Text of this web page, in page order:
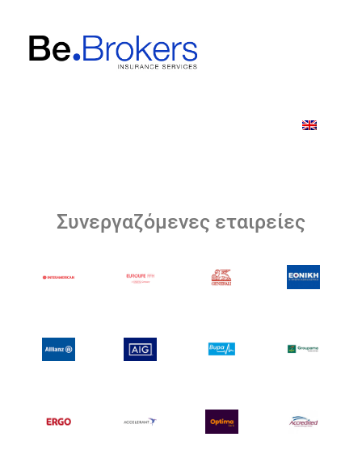
Μπες στο «Γίνε συνεργάτης» συμπλήρωσε τη φόρμα
και δοκίμασε τις υπηρεσίες μας
Συνεργαζόμενες εταιρείες